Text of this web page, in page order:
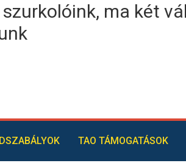
szurkolóink, ma két
TAO TÁMOGATÁSOK